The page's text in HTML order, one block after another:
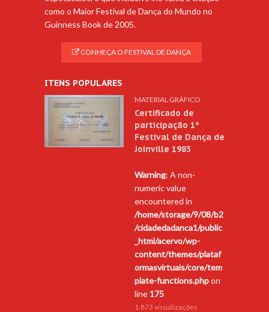
como o Maior Festival de Dança do Mundo no
Guinness Book de 2005.
CONHEÇA O FESTIVAL DE DANÇA
ITENS POPULARES
MATERIAL GRÁFICO
Certificado de
participação 1º
Festival de Dança de
Joinville 1983
Warning: A non-
numeric value
encountered in
/home/storage/9/08/b2
/cidadedadanca1/public
_html/acervo/wp-
content/themes/plataf
ormasvirtuais/core/tem
plate-functions.phpon
line 175
1.873 visualizações